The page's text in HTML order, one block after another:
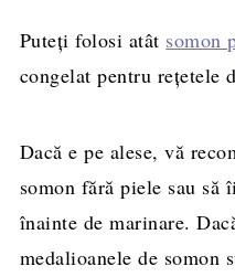
preparare
Puteți folosi atât somon
congelat pentru rețetele
Dacă e pe alese, vă
somon fără piele sau
înainte de marinare.
medalioanele de somon